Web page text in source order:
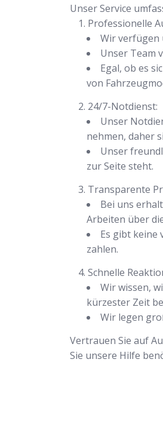
Unser Service
Professionelle
Wir verfügen
Unser Team
Egal, ob es
von
24/7-Notdienst:
Unser
nehmen, daher
Unser
zur Seite steht.
Transparente
Bei uns
Arbeiten über
Es gibt keine
zahlen.
Schnelle
Wir wissen,
kürzester Zeit
Wir legen
Vertrauen Sie auf
Sie unsere Hilfe